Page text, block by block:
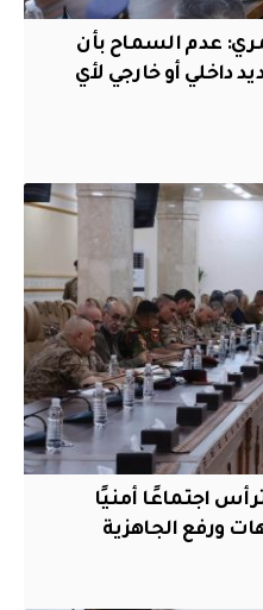
عدم السماح بأن
داخلي أو خارجي لأي
اجتماعًا أمنيًا
ورفع الجاهزية